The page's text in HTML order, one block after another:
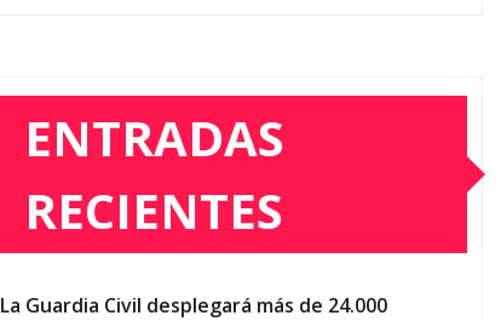
ENTRADAS
RECIENTES
La Guardia Civil desplegará más de 24.000